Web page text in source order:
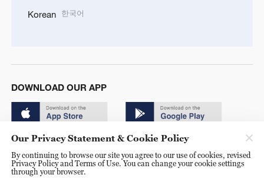
Korean 한국어
DOWNLOAD OUR APP
© China Radio International.CRI. All Rights Reserved. 16A
Our Privacy Statement & Cookie Policy
By continuing to browse our site you agree to our use of cookies, revised
Privacy Policy and Terms of Use. You can change your cookie settings
through your browser.